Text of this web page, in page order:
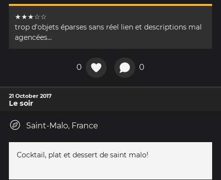
★★★☆☆
trop d'objets éparses sans réel lien et descriptions mal
agencées...
0 0
21 October 2017
Le soir
Saint-Malo, France
Cocktail, plat et dessert de saint malo!